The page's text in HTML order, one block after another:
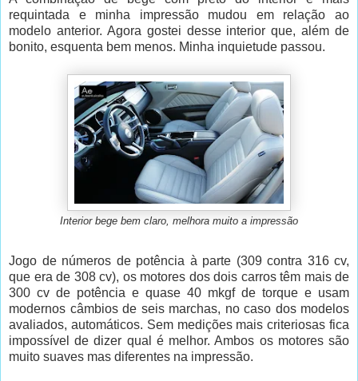
requintada e minha impressão mudou em relação ao
modelo anterior. Agora gostei desse interior que, além de
bonito, esquenta bem menos. Minha inquietude passou.
Interior bege bem claro, melhora muito a impressão
Jogo de números de potência à parte (309 contra 316 cv,
que era de 308 cv), os motores dos dois carros têm mais de
300 cv de potência e quase 40 mkgf de torque e usam
modernos câmbios de seis marchas, no caso dos modelos
avaliados, automáticos. Sem medições mais criteriosas fica
impossível de dizer qual é melhor. Ambos os motores são
muito suaves mas diferentes na impressão.